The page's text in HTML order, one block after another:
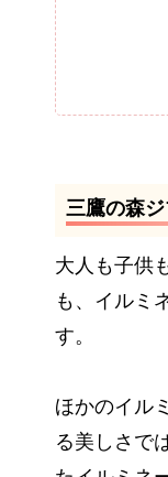
三鷹の森
大人も子供
も、イルミ
す。
ほかのイル
る美しさで